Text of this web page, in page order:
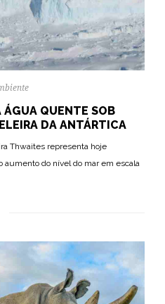
ÁGUA QUENTE SOB
DA ANTÁRTICA
Thwaites representa hoje
aumento do nível do mar em escala